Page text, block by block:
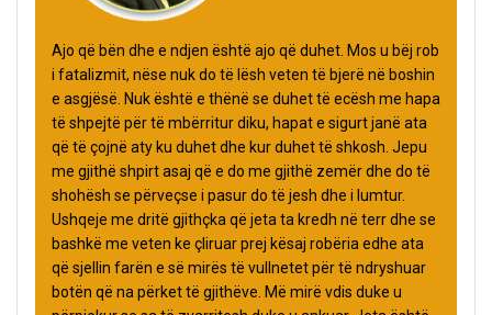
Ajo që bën dhe e ndjen është ajo që duhet. Mos u bëj rob
i fatalizmit, nëse nuk do të lësh veten të bjerë në boshin
e asgjësë. Nuk është e thënë se duhet të ecësh me hapa
të shpejtë për të mbërritur diku, hapat e sigurt janë ata
që të çojnë aty ku duhet dhe kur duhet të shkosh. Jepu
me gjithë shpirt asaj që e do me gjithë zemër dhe do të
shohësh se përveçse i pasur do të jesh dhe i lumtur.
Ushqeje me dritë gjithçka që jeta ta kredh në terr dhe se
bashkë me veten ke çliruar prej kësaj robëria edhe ata
që sjellin farën e së mirës të vullnetet për të ndryshuar
botën që na përket të gjithëve. Më mirë vdis duke u